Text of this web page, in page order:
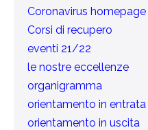
Coronavirus homepage
Corsi di recupero
eventi 21/22
le nostre eccellenze
organigramma
orientamento in entrata
orientamento in uscita